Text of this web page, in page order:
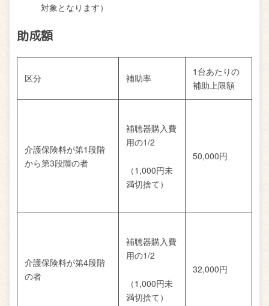
対象となります）
助成額
区分 補助率
1台あたりの
補助上限額
介護保険料が第1段階
から第3段階の者
補聴器購入費
用の1/2
（1,000円未
満切捨て）
50,000円
介護保険料が第4段階
の者
補聴器購入費
用の1/2
（1,000円未
満切捨て）
32,000円